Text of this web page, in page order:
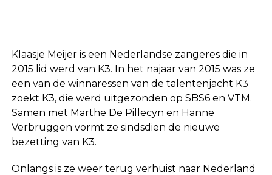
Klaasje Meijer is een Nederlandse zangeres die in
2015 lid werd van K3. In het najaar van 2015 was ze
een van de winnaressen van de talentenjacht K3
zoekt K3, die werd uitgezonden op SBS6 en VTM.
Samen met Marthe De Pillecyn en Hanne
Verbruggen vormt ze sindsdien de nieuwe
bezetting van K3.
Onlangs is ze weer terug verhuist naar Nederland